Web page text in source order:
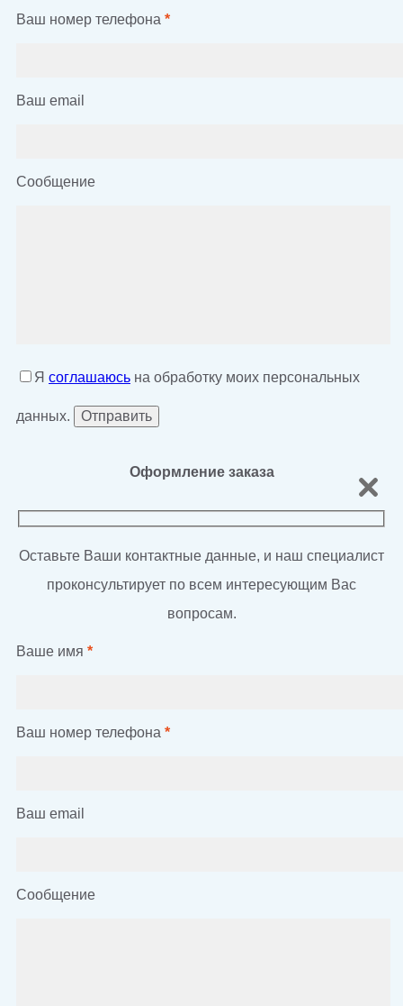
Ваш номер телефона *
Ваш email
Сообщение
Я соглашаюсь на обработку моих персональных
данных.
Оформление заказа
Оставьте Ваши контактные данные, и наш специалист
проконсультирует по всем интересующим Вас
вопросам.
Ваше имя *
Ваш номер телефона *
Ваш email
Сообщение